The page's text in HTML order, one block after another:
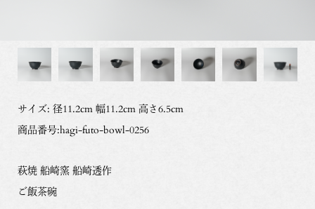
サイズ: 径11.2cm 幅11.2cm 高さ6.5cm
商品番号:hagi-futo-bowl-0256
萩焼 船崎窯 船崎透作
ご飯茶碗